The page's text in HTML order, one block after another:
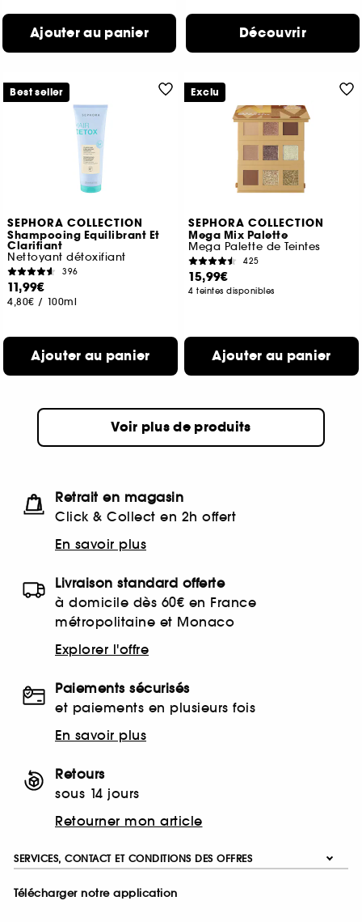
Ajouter au panier Découvrir
SEPHORA COLLECTION
Shampooing Equilibrant Et
Clarifiant
Nettoyant détoxifiant
396
11,99€
4,80€ / 100ml
Ajouter au panier
Best seller
SEPHORA COLLECTION
Mega Mix Palette
Mega Palette de Teintes
425
15,99€
4 teintes disponibles
Ajouter au panier
Exclu
Voir plus de produits
Retrait en magasin
Click & Collect en 2h offert
En savoir plus
Livraison standard offerte
à domicile dès 60€ en France
métropolitaine et Monaco
Explorer l'offre
Paiements sécurisés
et paiements en plusieurs fois
En savoir plus
Retours
sous 14 jours
Retourner mon article
SERVICES, CONTACT ET CONDITIONS DES OFFRES
Télécharger notre application